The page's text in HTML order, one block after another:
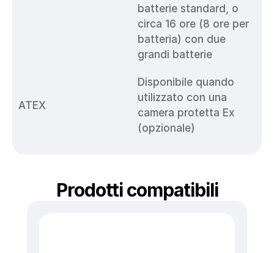
batterie standard, o
circa 16 ore (8 ore per
batteria) con due
grandi batterie
ATEX
Disponibile quando
utilizzato con una
camera protetta Ex
(opzionale)
Prodotti compatibili